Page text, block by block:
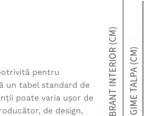
pentru
un tabel standard de
poate varia ușor de
de design,